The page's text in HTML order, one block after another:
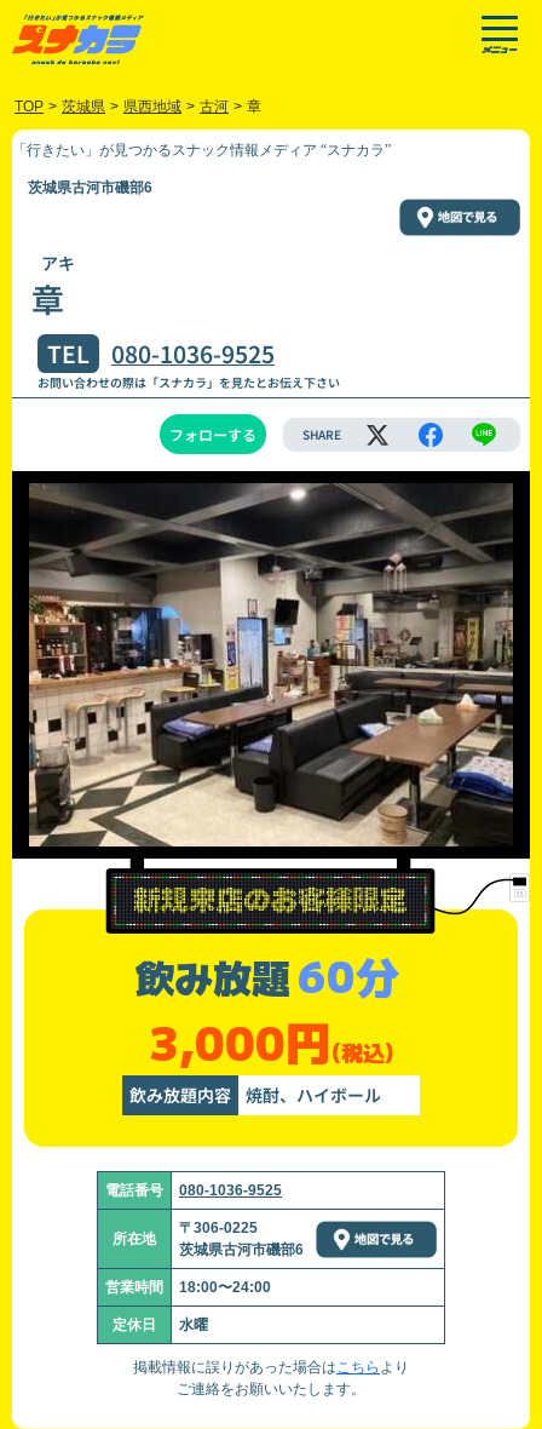
TOP > 茨城県 > 県西地域 > 古河 > 章
「行きたい」が見つかるスナック情報メディア “スナカラ”
茨城県古河市磯部6
アキ
章
TEL 080-1036-9525
お問い合わせの際は「スナカラ」を見たとお伝え下さい
フォローする SHARE
飲み放題60分
3,000円(税込)
飲み放題内容 焼酎、ハイボール
電話番号 080-1036-9525
所在地
〒306-0225
茨城県古河市磯部6
営業時間 18:00〜24:00
定休日 水曜
掲載情報に誤りがあった場合はこちら より
ご連絡をお願いいたします。